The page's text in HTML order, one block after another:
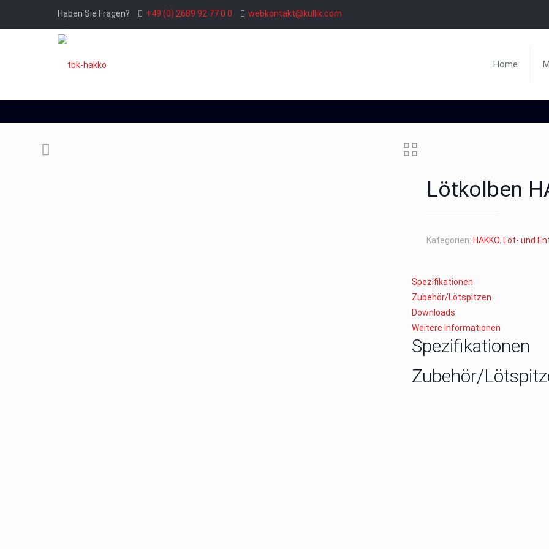
Haben Sie Fragen? +49 (0) 2689 92 77 0 0 webkontakt@kullik.com
Home
Lötkolben
Kategorien: HAKKO, Löt- und
Spezifikationen
Zubehör/Lötspitzen
Downloads
Weitere Informationen
Spezifikationen
Zubehör/